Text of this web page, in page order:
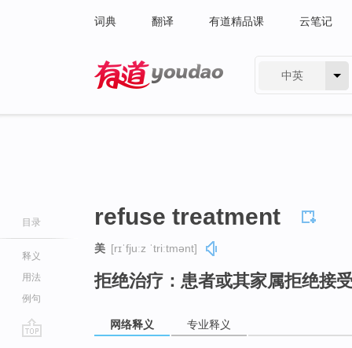
词典 翻译 有道精品课 云笔记
中英
目录
释义
用法
例句
refuse treatment
美 [rɪˈfjuːz ˈtriːtmənt]
拒绝治疗：患者或其家属拒绝接
网络释义 专业释义